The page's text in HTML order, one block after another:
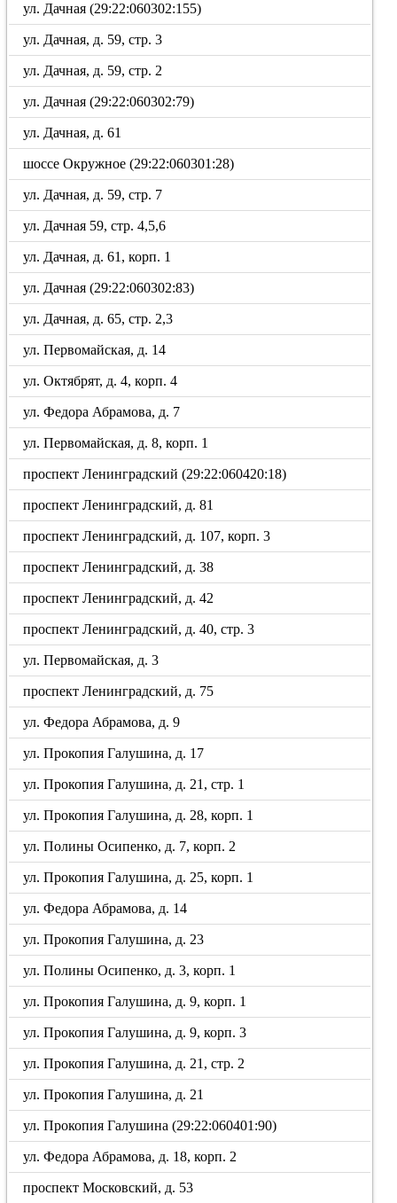
ул. Дачная (29:22:060302:155)
ул. Дачная, д. 59, стр. 3
ул. Дачная, д. 59, стр. 2
ул. Дачная (29:22:060302:79)
ул. Дачная, д. 61
шоссе Окружное (29:22:060301:28)
ул. Дачная, д. 59, стр. 7
ул. Дачная 59, стр. 4,5,6
ул. Дачная, д. 61, корп. 1
ул. Дачная (29:22:060302:83)
ул. Дачная, д. 65, стр. 2,3
ул. Первомайская, д. 14
ул. Октябрят, д. 4, корп. 4
ул. Федора Абрамова, д. 7
ул. Первомайская, д. 8, корп. 1
проспект Ленинградский (29:22:060420:18)
проспект Ленинградский, д. 81
проспект Ленинградский, д. 107, корп. 3
проспект Ленинградский, д. 38
проспект Ленинградский, д. 42
проспект Ленинградский, д. 40, стр. 3
ул. Первомайская, д. 3
проспект Ленинградский, д. 75
ул. Федора Абрамова, д. 9
ул. Прокопия Галушина, д. 17
ул. Прокопия Галушина, д. 21, стр. 1
ул. Прокопия Галушина, д. 28, корп. 1
ул. Полины Осипенко, д. 7, корп. 2
ул. Прокопия Галушина, д. 25, корп. 1
ул. Федора Абрамова, д. 14
ул. Прокопия Галушина, д. 23
ул. Полины Осипенко, д. 3, корп. 1
ул. Прокопия Галушина, д. 9, корп. 1
ул. Прокопия Галушина, д. 9, корп. 3
ул. Прокопия Галушина, д. 21, стр. 2
ул. Прокопия Галушина, д. 21
ул. Прокопия Галушина (29:22:060401:90)
ул. Федора Абрамова, д. 18, корп. 2
проспект Московский, д. 53